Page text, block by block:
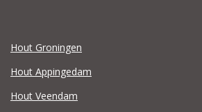
Hout Groningen
Hout Appingedam
Hout Veendam